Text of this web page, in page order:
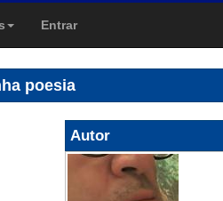
Entrar
poesia
Autor